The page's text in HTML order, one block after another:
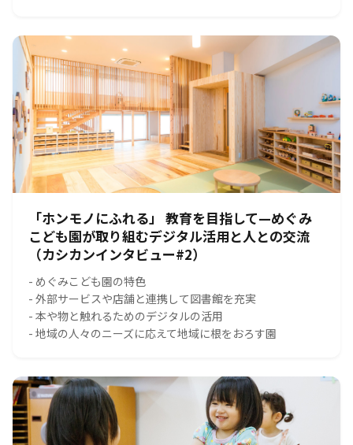
「ホンモノにふれる」 教育を目指して—めぐみ
こども園が取り組むデジタル活用と人との交流
（カシカンインタビュー#2）
- めぐみこども園の特色
- 外部サービスや店舗と連携して図書館を充実
- 本や物と触れるためのデジタルの活用
- 地域の人々のニーズに応えて地域に根をおろす園